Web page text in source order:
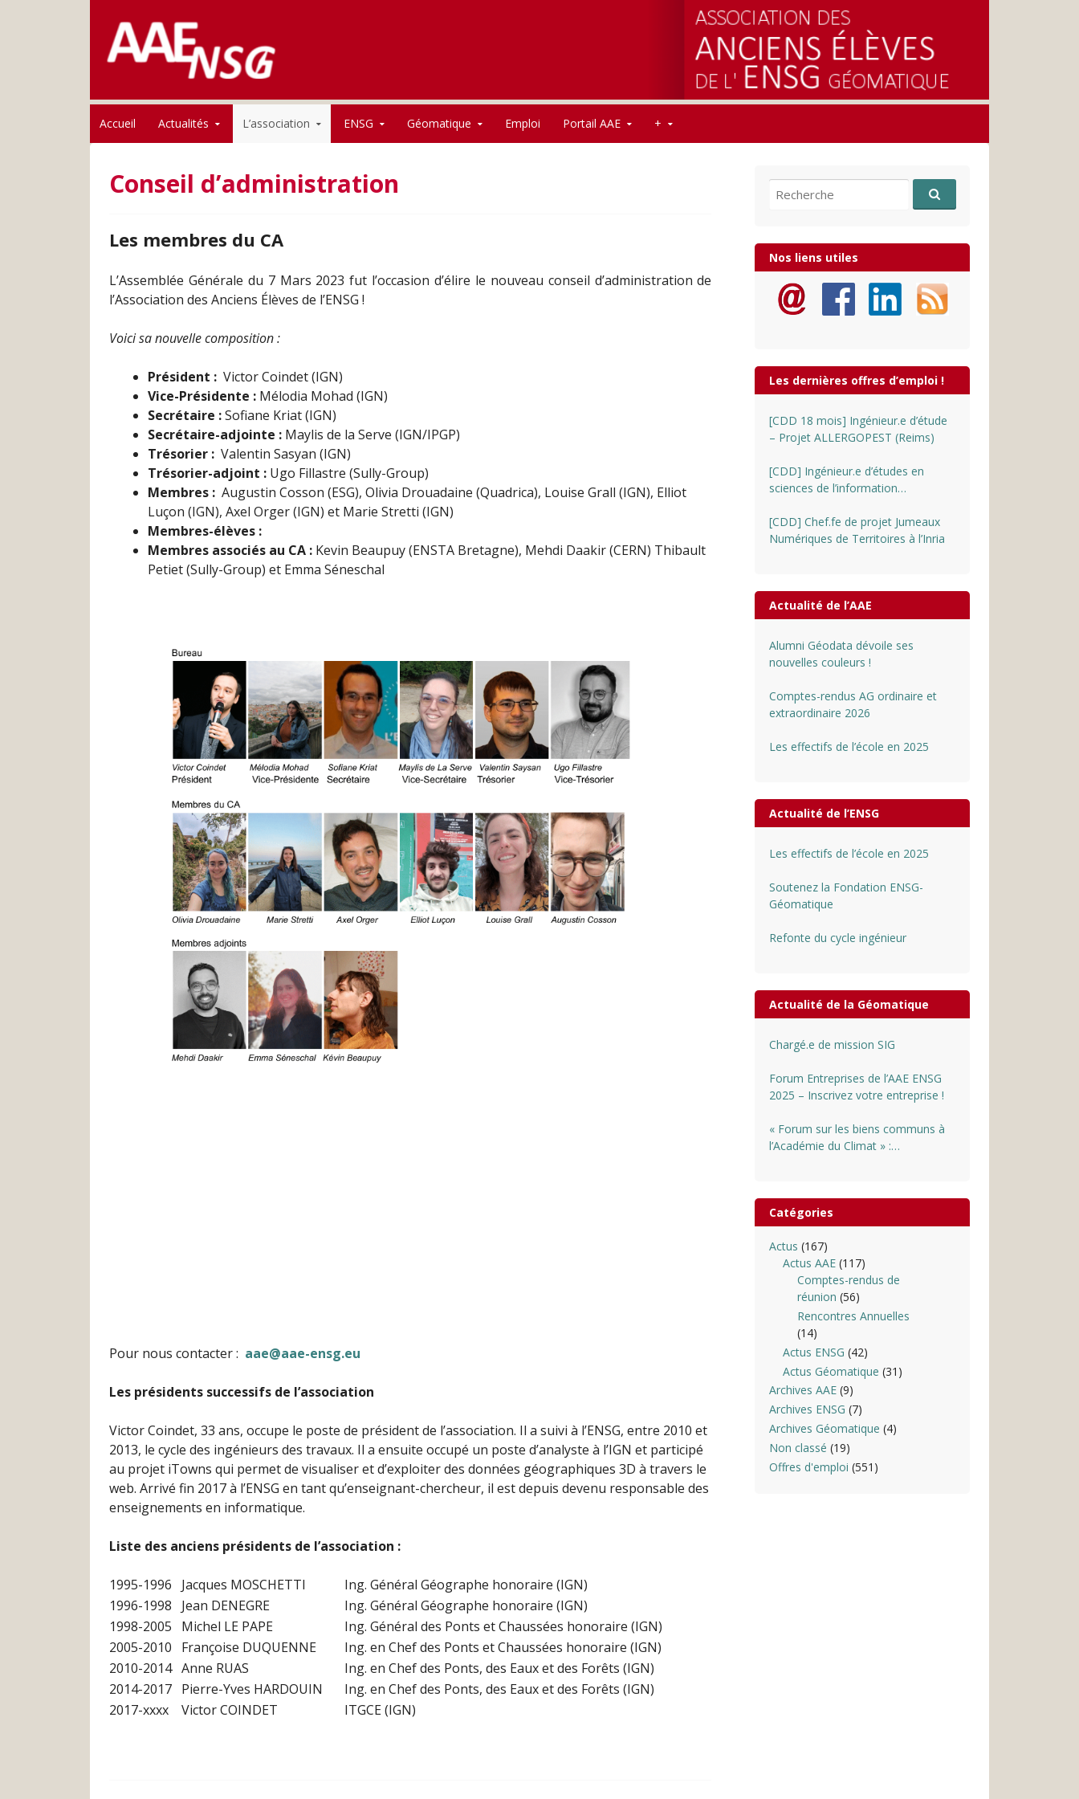
AAE-ENSG
Accueil Actualités L’association ENSG Géomatique Emploi Portail AAE +
Conseil d’administration
Les membres du CA
L’Assemblée Générale du 7 Mars 2023 fut l’occasion d’élire le nouveau conseil d’administration de
l’Association des Anciens Élèves de l’ENSG !
Voici sa nouvelle composition :
Président : Victor Coindet (IGN)
Vice-Présidente : Mélodia Mohad (IGN)
Secrétaire :Sofiane Kriat (IGN)
Secrétaire-adjointe : Maylis de la Serve (IGN/IPGP)
Trésorier : Valentin Sasyan (IGN)
Trésorier-adjoint : Ugo Fillastre (Sully-Group)
Membres : Augustin Cosson (ESG), Olivia Drouadaine (Quadrica), Louise Grall (IGN), Elliot
Luçon (IGN), Axel Orger (IGN) et Marie Stretti (IGN)
Membres-élèves :
Membres associés au CA : Kevin Beaupuy (ENSTA Bretagne), Mehdi Daakir (CERN) Thibault
Petiet (Sully-Group) et Emma Séneschal
Pour nous contacter : aae@aae-ensg.eu
Les présidents successifs de l’association
Victor Coindet, 33 ans, occupe le poste de président de l’association. Il a suivi à l’ENSG, entre 2010 et
2013, le cycle des ingénieurs des travaux. Il a ensuite occupé un poste d’analyste à l’IGN et participé
au projet iTowns qui permet de visualiser et d’exploiter des données géographiques 3D à travers le
web. Arrivé fin 2017 à l’ENSG en tant qu’enseignant-chercheur, il est depuis devenu responsable des
enseignements en informatique.
Liste des anciens présidents de l’association :
1995-1996 Jacques MOSCHETTI
Ing. Général Géographe honoraire (IGN)
1996-1998
Jean DENEGRE
Ing. Général Géographe honoraire (IGN)
1998-2005
Michel LE PAPE
Ing. Général des Ponts et Chaussées honoraire (IGN)
2005-2010
Françoise DUQUENNE
Ing. en Chef des Ponts et Chaussées honoraire (IGN)
2010-2014 Anne RUAS
Ing. en Chef des Ponts, des Eaux et des Forêts (IGN)
2014-2017 Pierre-Yves HARDOUIN
Ing. en Chef des Ponts, des Eaux et des Forêts (IGN)
2017-xxxx
Victor COINDET ITGCE (IGN)
Recherche pour:
Nos liens utiles
Les dernières offres d’emploi !
[CDD 18 mois] Ingénieur.e d’étude
– Projet ALLERGOPEST (Reims)
[CDD] Ingénieur.e d’études en
sciences de l’information
[CDD] Chef.fe de projet Jumeaux
Numériques de Territoires à l’Inria
Actualité de l’AAE
Alumni Géodata dévoile ses
nouvelles couleurs !
Comptes-rendus AG ordinaire et
extraordinaire 2026
Les effectifs de l’école en 2025
Actualité de l’ENSG
Les effectifs de l’école en 2025
Soutenez la Fondation ENSG-
Géomatique
Refonte du cycle ingénieur
Actualité de la Géomatique
Chargé.e de mission SIG
Forum Entreprises de l’AAE ENSG
2025 – Inscrivez votre entreprise !
« Forum sur les biens communs à
l’Académie du Climat » :
Catégories
Actus (167)
Actus AAE (117)
Comptes-rendus de
réunion (56)
Rencontres Annuelles
(14)
Actus ENSG (42)
Actus Géomatique (31)
Archives AAE(9)
Archives ENSG (7)
Archives Géomatique (4)
Non classé (19)
Offres d'emploi (551)